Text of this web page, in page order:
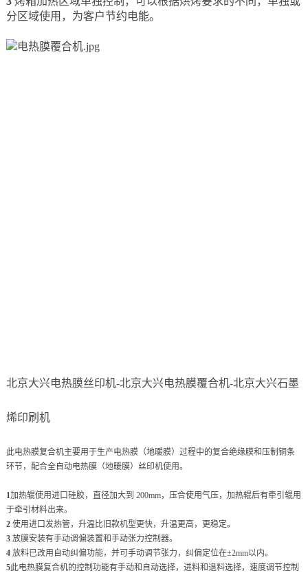
分区域使用，为客户节约电能。
北京大兴电热膜丝印机-北京大兴电热膜覆合机-北京大兴石墨
烯印刷机
此电热膜复合机主要用于生产电热膜（地暖膜）过程中的复合绝缘膜和压制铜条
环节，配合全自动电热膜（地暖膜）丝印机使用。
1加热辊使用进口硅胶，直径加大到 200mm，压合使用气压，加热辊后有牵引辊用
于牵引材料出来。
2 使用进口发热管，升温比旧款机型更快，升温更高，更稳定。
3 放膜安装有手动调偏装置和手动张力控制器。
4 放料已改用自动纠偏功能，并可手动调节张力，纠偏定位在±2mm以内。
5此电热膜复合机的控制功能有手动和自动选择，进料和退料选择，速度调节控制